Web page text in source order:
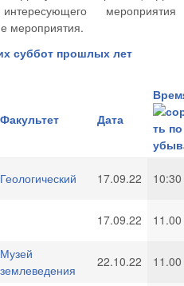
мероприятия
мероприятия.
суббот прошлых лет
Факультет Дата
Геологический 17.09.22 10:30
17.09.22 11.00
Музей
землеведения
22.10.22 11.00